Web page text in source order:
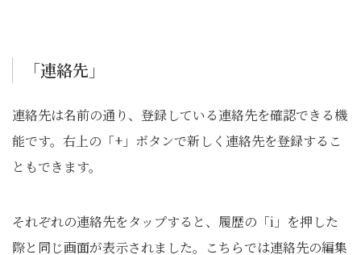
「連絡先」
連絡先は名前の通り、登録している連絡先を確認できる機
能です。右上の「+」ボタンで新しく連絡先を登録するこ
ともできます。
それぞれの連絡先をタップすると、履歴の「i」を押した
際と同じ画面が表示されました。こちらでは連絡先の編集